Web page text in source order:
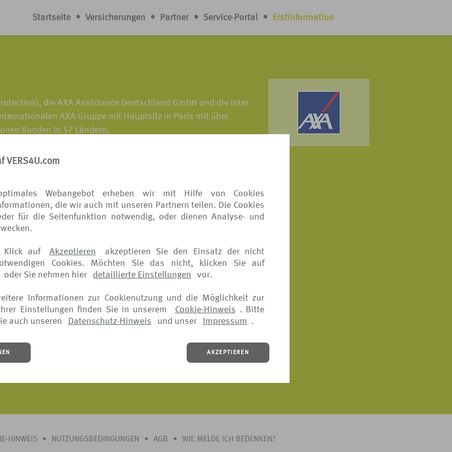
VERS4U.com
Webangebot erheben wir mit Hilfe von Cookies
die wir auch mit unseren Partnern teilen. Die Cookies
für die Seitenfunktion notwendig, oder dienen Analyse- und
Klick auf Akzeptieren
akzeptieren Sie den Einsatz der nicht
Cookies. Möchten Sie das nicht, klicken Sie auf
oder Sie nehmen hier detaillierte Einstellungen vor.
Informationen zur Cookienutzung und die Möglichkeit zur
Einstellungen finden Sie in unserem
Cookie-Hinweis . Bitte
auch unseren
Datenschutz-Hinweis und unser Impressum .
AKZEPTIEREN
Startseite • Versicherungen • Partner • Service-Portal • Erstinformation
die AXA Assistance Deutschland GmbH und die Inter
AXA Gruppe mit Hauptsitz in Paris mit über
Kunden in 57 Ländern.
aktiv und bieten unter anderem umfassende Lösungen
unsere Business-Partner bei einer zukunftsorientierten
und helfen den Endkunden weltweit in schwierigen
mit fortschrittlichem Know-how schaffen wir einzigartige,
Assistance und hochwertige Services kombinieren für mehr
HINWEIS • NUTZUNGSBEDINGUNGEN • AGB • WIE MELDE ICH BEDENKEN?